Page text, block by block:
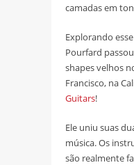
camadas em
Explorando
Pourfard
shapes velhos
Francisco, na
Guitars!
Ele uniu suas
música. Os
são realmente